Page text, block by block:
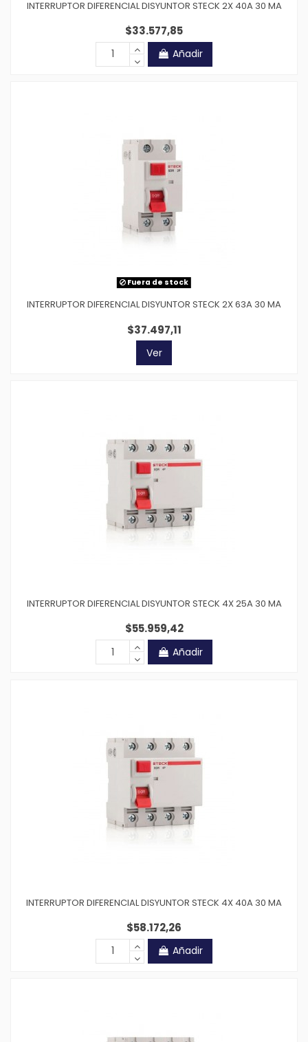
INTERRUPTOR DIFERENCIAL DISYUNTOR STECK 2X 40A 30 MA
$33.577,85
Añadir
Fuera de stock
INTERRUPTOR DIFERENCIAL DISYUNTOR STECK 2X 63A 30 MA
$37.497,11
Ver
INTERRUPTOR DIFERENCIAL DISYUNTOR STECK 4X 25A 30 MA
$55.959,42
Añadir
INTERRUPTOR DIFERENCIAL DISYUNTOR STECK 4X 40A 30 MA
$58.172,26
Añadir